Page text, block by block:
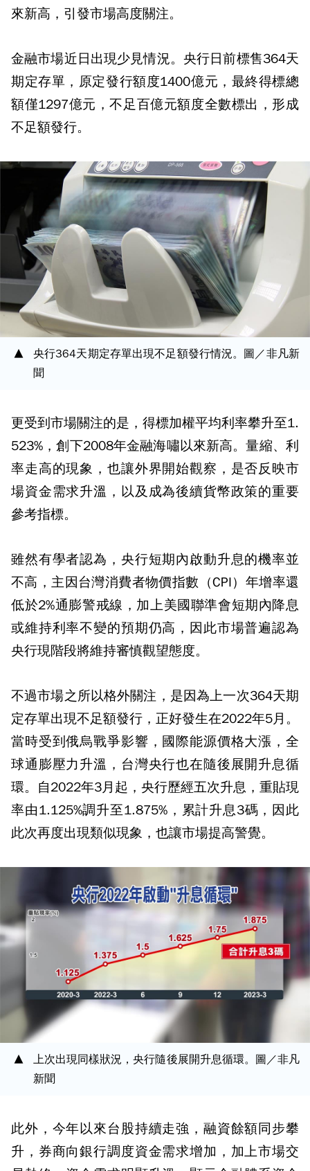
來新高，引發市場高度關注。
金融市場近日出現少見情況。央行日前標售364天
期定存單，原定發行額度1400億元，最終得標總
額僅1297億元，不足百億元額度全數標出，形成
不足額發行。
央行364天期定存單出現不足額發行情況。圖／非凡新
聞
更受到市場關注的是，得標加權平均利率攀升至1.
523%，創下2008年金融海嘯以來新高。量縮、利
率走高的現象，也讓外界開始觀察，是否反映市
場資金需求升溫，以及成為後續貨幣政策的重要
參考指標。
雖然有學者認為，央行短期內啟動升息的機率並
不高，主因台灣消費者物價指數（CPI）年增率還
低於2%通膨警戒線，加上美國聯準會短期內降息
或維持利率不變的預期仍高，因此市場普遍認為
央行現階段將維持審慎觀望態度。
不過市場之所以格外關注，是因為上一次364天期
定存單出現不足額發行，正好發生在2022年5月。
當時受到俄烏戰爭影響，國際能源價格大漲，全
球通膨壓力升溫，台灣央行也在隨後展開升息循
環。自2022年3月起，央行歷經五次升息，重貼現
率由1.125%調升至1.875%，累計升息3碼，因此
此次再度出現類似現象，也讓市場提高警覺。
上次出現同樣狀況，央行隨後展開升息循環。圖／非凡
新聞
此外，今年以來台股持續走強，融資餘額同步攀
升，券商向銀行調度資金需求增加，加上市場交